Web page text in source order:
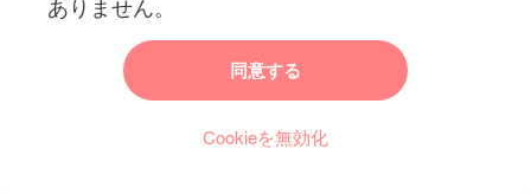
同意する
Cookieを無効化
ママリからのお知らせ
ママリ編集部がみなさんのご意見をもとに記事を作成させていただきま